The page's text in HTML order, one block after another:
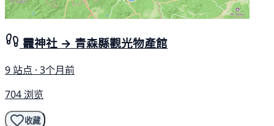
龗神社 → 青森縣觀光物產館
9 站点 · 3个月前
704 浏览
收藏